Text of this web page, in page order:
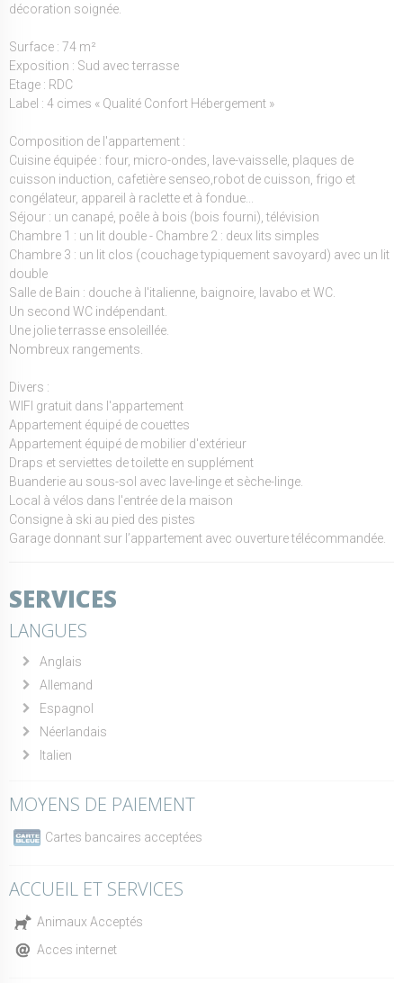
décoration soignée.
Surface : 74 m²
Exposition : Sud avec terrasse
Etage : RDC
Label : 4 cimes « Qualité Confort Hébergement »
Composition de l'appartement :
Cuisine équipée : four, micro-ondes, lave-vaisselle, plaques de
cuisson induction, cafetière senseo,robot de cuisson, frigo et
congélateur, appareil à raclette et à fondue...
Séjour : un canapé, poêle à bois (bois fourni), télévision
Chambre 1 : un lit double - Chambre 2 : deux lits simples
Chambre 3 : un lit clos (couchage typiquement savoyard) avec un lit
double
Salle de Bain : douche à l'italienne, baignoire, lavabo et WC.
Un second WC indépendant.
Une jolie terrasse ensoleillée.
Nombreux rangements.
Divers :
WIFI gratuit dans l'appartement
Appartement équipé de couettes
Appartement équipé de mobilier d'extérieur
Draps et serviettes de toilette en supplément
Buanderie au sous-sol avec lave-linge et sèche-linge.
Local à vélos dans l'entrée de la maison
Consigne à ski au pied des pistes
Garage donnant sur l’appartement avec ouverture télécommandée.
SERVICES
LANGUES
Anglais
Allemand
Espagnol
Néerlandais
Italien
MOYENS DE PAIEMENT
Cartes bancaires acceptées
ACCUEIL ET SERVICES
Animaux Acceptés
Acces internet